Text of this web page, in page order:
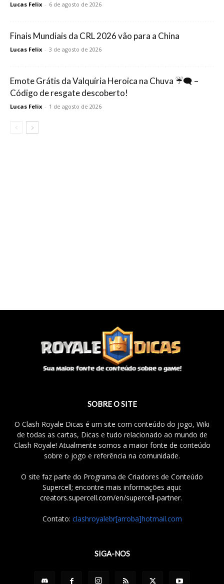
Lucas Felix - 6 de agosto de 2026
Finais Mundiais da CRL 2026 vão para a China
Lucas Felix - 3 de agosto de 2026
Emote Grátis da Valquíria Heroica na Chuva ☔🗨️ –
Código de resgate descoberto!
Lucas Felix - 1 de agosto de 2026
SOBRE O SITE
O Clash Royale Dicas é um site com conteúdo do jogo, Wiki
de todas as cartas, Dicas e tudo relacionado ao mundo de
Clash Royale! Atualmente somos a maior fonte de conteúdo
sobre o jogo e referência na comunidade.
O site faz parte do Programa de Criadores de Conteúdo
Supercell; encontre mais informações aqui:
creators.supercell.com/en/supercell-partner.
Contato: clashroyalebr[arroba]hotmail.com
SIGA-NOS